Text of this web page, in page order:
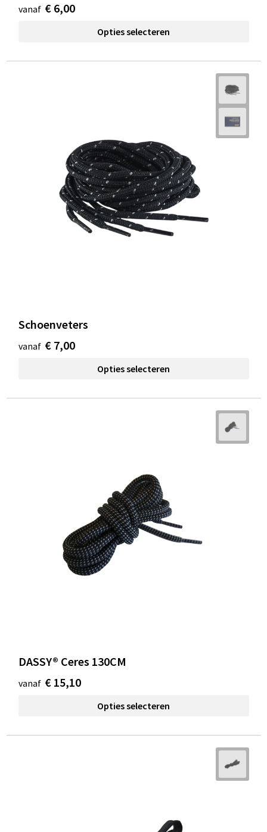
vanaf € 6,00
Opties selecteren
Schoenveters
vanaf € 7,00
Opties selecteren
DASSY® Ceres 130CM
vanaf € 15,10
Opties selecteren